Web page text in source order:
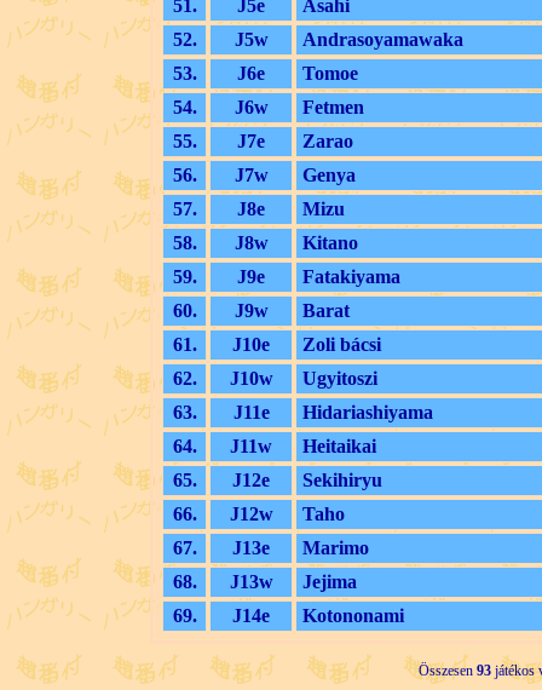
51.
J5e
Asahi
52.
J5w
Andrasoyamawaka
53.
J6e
Tomoe
54.
J6w
Fetmen
55.
J7e
Zarao
56.
J7w
Genya
57.
J8e
Mizu
58.
J8w
Kitano
59.
J9e
Fatakiyama
60.
J9w
Barat
61.
J10e
Zoli bácsi
62.
J10w
Ugyitoszi
63.
J11e
Hidariashiyama
64.
J11w
Heitaikai
65.
J12e
Sekihiryu
66.
J12w
Taho
67.
J13e
Marimo
68.
J13w
Jejima
69.
J14e Kotononami
Összesen 93játékos